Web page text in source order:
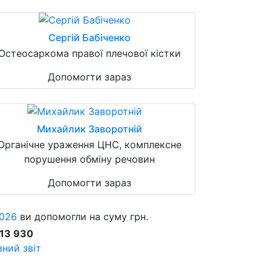
Сергій Бабіченко
правої плечової кістки
Допомогти зараз
Михайлик Заворотній
ураження ЦНС, комплексне
порушення обміну речовин
Допомогти зараз
ви допомогли на суму грн.
930
звіт